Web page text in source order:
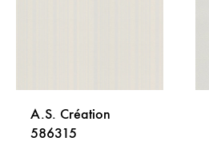
A.S. Création
586315